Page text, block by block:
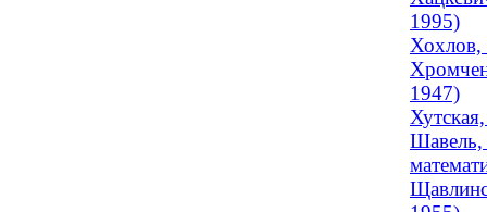
1995)
Хохлов,
1947)
Шавель,